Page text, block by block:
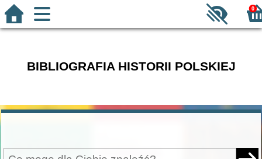
0
BIBLIOGRAFIA HISTORII POLSKIEJ